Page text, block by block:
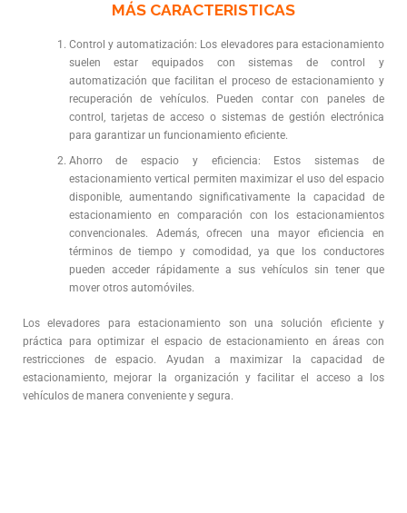
MÁS CARACTERISTICAS
Control y automatización: Los elevadores para estacionamiento
suelen estar equipados con sistemas de control y
automatización que facilitan el proceso de estacionamiento y
recuperación de vehículos. Pueden contar con paneles de
control, tarjetas de acceso o sistemas de gestión electrónica
para garantizar un funcionamiento eficiente.
Ahorro de espacio y eficiencia: Estos sistemas de
estacionamiento vertical permiten maximizar el uso del espacio
disponible, aumentando significativamente la capacidad de
estacionamiento en comparación con los estacionamientos
convencionales. Además, ofrecen una mayor eficiencia en
términos de tiempo y comodidad, ya que los conductores
pueden acceder rápidamente a sus vehículos sin tener que
mover otros automóviles.
Los elevadores para estacionamiento son una solución eficiente y
práctica para optimizar el espacio de estacionamiento en áreas con
restricciones de espacio. Ayudan a maximizar la capacidad de
estacionamiento, mejorar la organización y facilitar el acceso a los
vehículos de manera conveniente y segura.